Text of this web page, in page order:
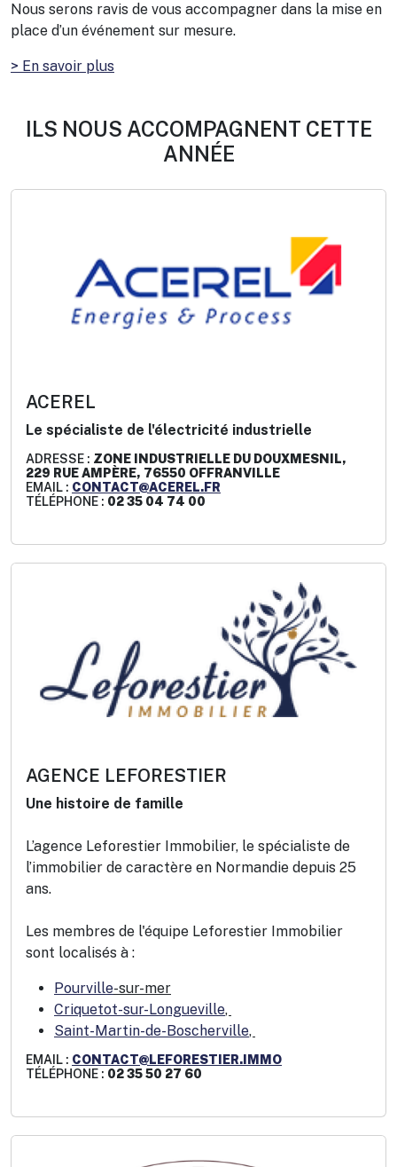
Nous serons ravis de vous accompagner dans la mise en
place d’un événement sur mesure.
> En savoir plus
ILS NOUS ACCOMPAGNENT CETTE
ANNÉE
ACEREL
Le spécialiste de l'électricité industrielle
ADRESSE : ZONE INDUSTRIELLE DU DOUXMESNIL,
229 RUE AMPÈRE, 76550 OFFRANVILLE
EMAIL : CONTACT@ACEREL.FR
TÉLÉPHONE : 02 35 04 74 00
AGENCE LEFORESTIER
Une histoire de famille
L’agence Leforestier Immobilier, le spécialiste de
l’immobilier de caractère en Normandie depuis 25
ans.
Les membres de l'équipe Leforestier Immobilier
sont localisés à :
Pourville-sur-mer
Criquetot-sur-Longueville,
Saint-Martin-de-Boscherville,
EMAIL : CONTACT@LEFORESTIER.IMMO
TÉLÉPHONE : 02 35 50 27 60